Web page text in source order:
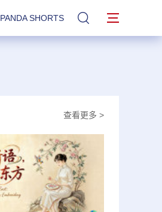
PANDA SHORTS 站内搜索
查看更多 >